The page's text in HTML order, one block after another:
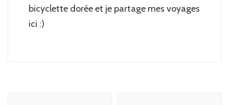
bicyclette dorée et je partage mes voyages
ici :)